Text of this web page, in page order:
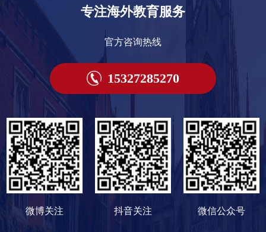
专注海外教育服务
官方咨询热线
15327285270
微博关注 抖音关注 微信公众号